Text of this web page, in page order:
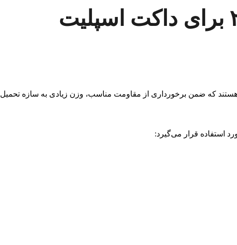
چرا پروفیل ۴۱ در ۲۱ برای داکت اسپلیت
که ضمن برخورداری از مقاومت مناسب، وزن زیادی به سازه تحمیل